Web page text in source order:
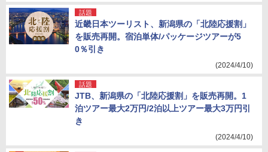
話題
近畿日本ツーリスト、新潟県の「北陸応援割」
を販売再開。宿泊単体/パッケージツアーが5
0％引き
(2024/4/10)
話題
JTB、新潟県の「北陸応援割」を販売再開。1
泊ツアー最大2万円/2泊以上ツアー最大3万円引
き
(2024/4/10)